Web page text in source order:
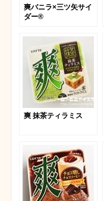
爽バニラ×三ツ矢サイ
ダー®
爽 抹茶ティラミス